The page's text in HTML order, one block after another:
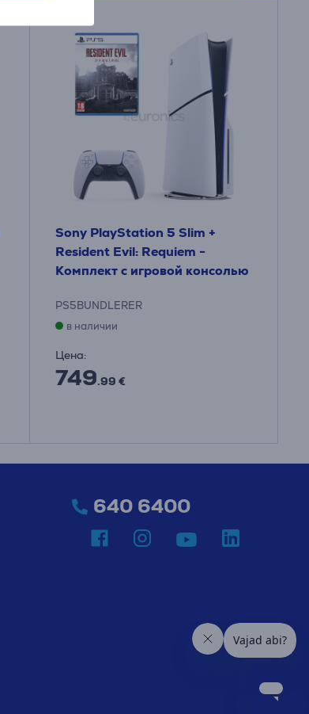
Sony PlayStation 5 Slim +
Resident Evil: Requiem -
Комплект с игровой консолью
PS5BUNDLERER
в наличии
Цена:
749.99 €
640 6400